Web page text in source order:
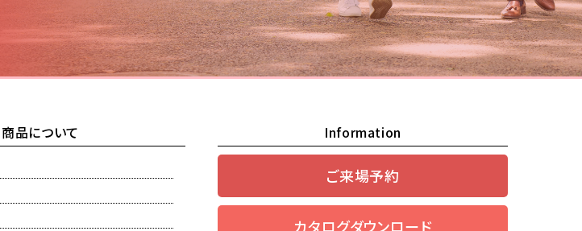
商品について Information
ご来場予約
カタログダウンロード